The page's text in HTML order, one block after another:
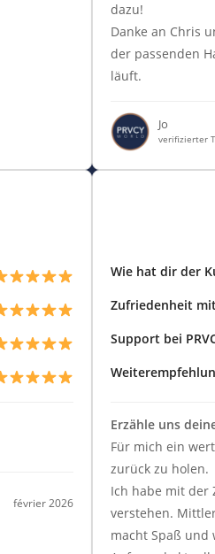
dazu!
Danke an Chris
der passenden
läuft.
Jo
verifizierter
février 2026
Wie hat dir der
Zufriedenheit
Support bei
Erzähle uns
Für mich ein
zurück zu holen.
Ich habe mit der
verstehen.
macht Spaß und